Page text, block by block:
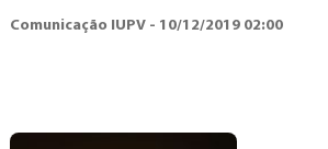
Comunicação IUPV - 10/12/2019 02:00